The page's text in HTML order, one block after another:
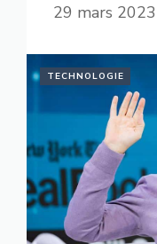
29 mars 2023
TECHNOLOGIE